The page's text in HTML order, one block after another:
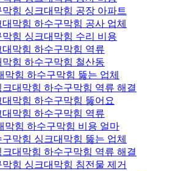
힘 싱크대막힘 공장 아파트
막힘 하수구막힘 공사 업체
힘 싱크대막힘 수리 비용
막힘 하수구막힘 역류
힘 하수구막힘 철산동
막힘 하수구막힘 뚫는 업체
대막힘 하수구막힘 역류 해결
대막힘 하수구막힘 뚫어요
막힘 하수구막힘 역류
막힘 하수구막힘 비용 얼마
막힘 싱크대막힘 뚫는 업체
대막힘 하수구막힘 역류 해결
힘 싱크대막힘 침전물 제거